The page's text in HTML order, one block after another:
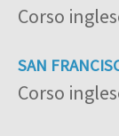
Corso
SAN
Corso